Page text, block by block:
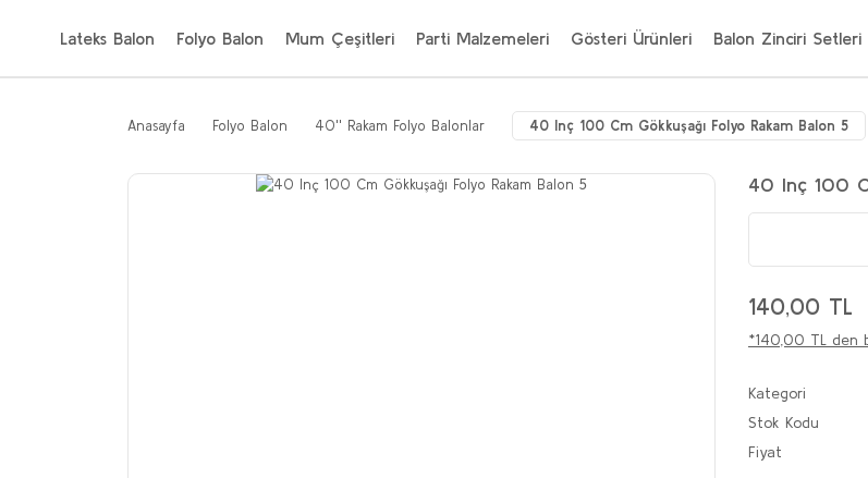
Lateks Balon Folyo Balon Mum Çeşitleri Parti Malzemeleri Gösteri Ürünleri Balon Zinciri Setleri
Anasayfa Folyo Balon 40'' Rakam Folyo Balonlar 40 Inç 100 Cm Gökkuşağı Folyo Rakam Balon 5
40 Inç 100
140,00 TL
*140,00 TL den
Kategori
Stok Kodu
Fiyat